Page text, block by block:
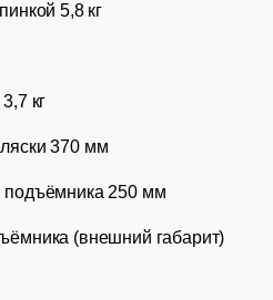
5,8 кг
кг
370 мм
подъёмника 250 мм
(внешний габарит)